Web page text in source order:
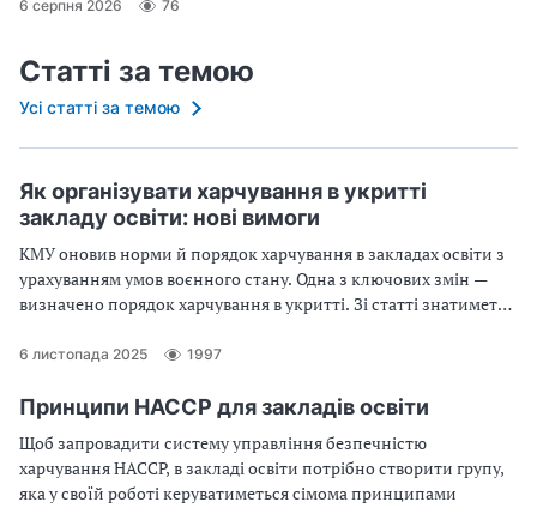
6 серпня 2026 76
Статті за темою
Усі статті за темою
Як організувати харчування в укритті
закладу освіти: нові вимоги
КМУ оновив норми й порядок харчування в закладах освіти з
урахуванням умов воєнного стану. Одна з ключових змін —
визначено порядок харчування в укритті. Зі статті знатимете,
забезпечити харчуванням в ньому дітей і працівників
6 листопада 2025 1997
Принципи НАССР для закладів освіти
Щоб запровадити систему управління безпечністю
харчування НАССР, в закладі освіти потрібно створити групу,
яка у своїй роботі керуватиметься сімома принципами